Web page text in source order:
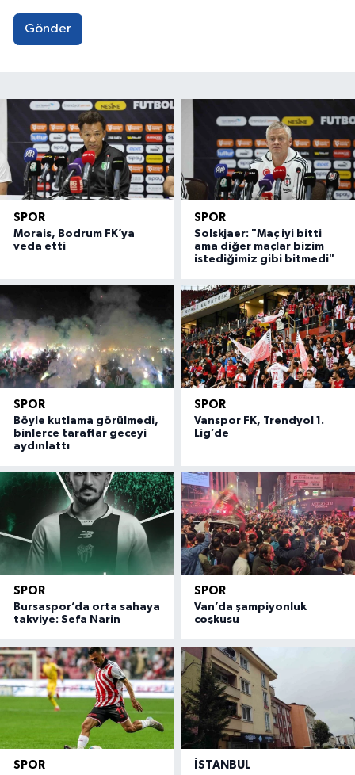
Gönder
SPOR
Morais, Bodrum FK’ya
veda etti
SPOR
Solskjaer: "Maç iyi bitti
ama diğer maçlar bizim
istediğimiz gibi bitmedi"
SPOR
Böyle kutlama görülmedi,
binlerce taraftar geceyi
aydınlattı
SPOR
Vanspor FK, Trendyol 1.
Lig’de
SPOR
Bursaspor’da orta sahaya
takviye: Sefa Narin
SPOR
Van’da şampiyonluk
coşkusu
SPOR İSTANBUL